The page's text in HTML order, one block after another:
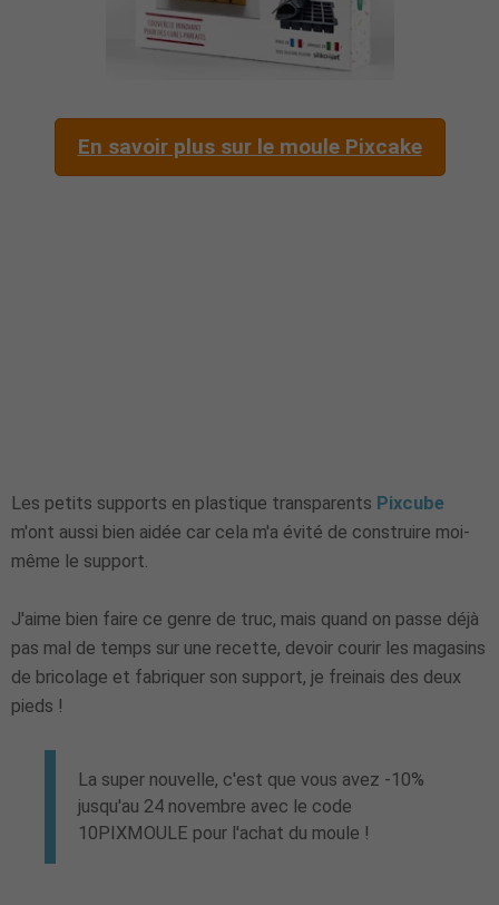
En savoir plus sur le moule Pixcake
Les petits supports en plastique transparents Pixcube
m'ont aussi bien aidée car cela m'a évité de construire moi-
même le support.
J'aime bien faire ce genre de truc, mais quand on passe déjà
pas mal de temps sur une recette, devoir courir les magasins
de bricolage et fabriquer son support, je freinais des deux
pieds !
La super nouvelle, c'est que vous avez -10%
jusqu'au 24 novembre avec le code
10PIXMOULE pour l'achat du moule !